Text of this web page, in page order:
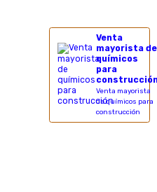
Venta
mayorista de
químicos
para
Venta mayorista
de químicos para
construcción